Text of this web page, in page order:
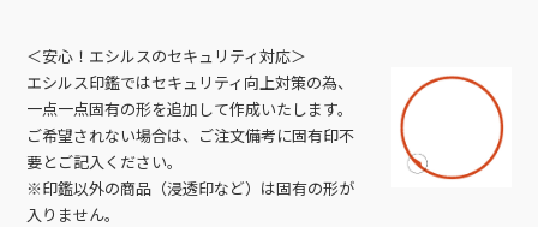
＜安心！エシルスのセキュリティ対応＞
エシルス印鑑ではセキュリティ向上対策の為、
一点一点固有の形を追加して作成いたします。
ご希望されない場合は、ご注文備考に固有印不
要とご記入ください。
※印鑑以外の商品（浸透印など）は固有の形が
入りません。